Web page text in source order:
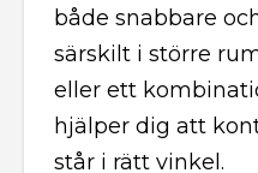
både snabbare
särskilt i större
eller ett
hjälper dig att
står i rätt vinkel.